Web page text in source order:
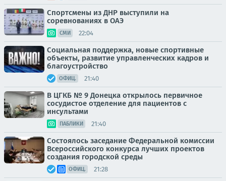
Спортсмены из ДНР выступили на
соревнованиях в ОАЭ
СМИ 22:04
Социальная поддержка, новые спортивные
объекты, развитие управленческих кадров и
благоустройство
ОФИЦ. 21:40
В ЦГКБ № 9 Донецка открылось первичное
сосудистое отделение для пациентов с
инсультами
ПАБЛИКИ 21:40
Состоялось заседание Федеральной комиссии
Всероссийского конкурса лучших проектов
создания городской среды
ОФИЦ. 21:28